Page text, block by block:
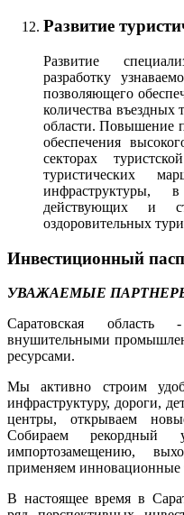
Развитие
Развитие
разработку
позволяющего
количества въездных
области. Повышение
обеспечения
секторах
туристических
инфраструктуры,
действующих и
оздоровительных
Инвестиционный
УВАЖАЕМЫЕ
Саратовская
внушительными
ресурсами.
Мы активно строим
инфраструктуру, дороги,
центры, открываем
Собираем
импортозамещению,
применяем инновационные
В настоящее время в